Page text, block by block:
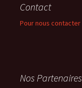
Contact
Pour nous contacter
Nos Partenaires